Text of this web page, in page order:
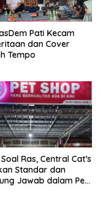
Pati Kecam
dan Cover
Tempo
Ras, Central Cat’s
Standar dan
Jawab dalam Pet